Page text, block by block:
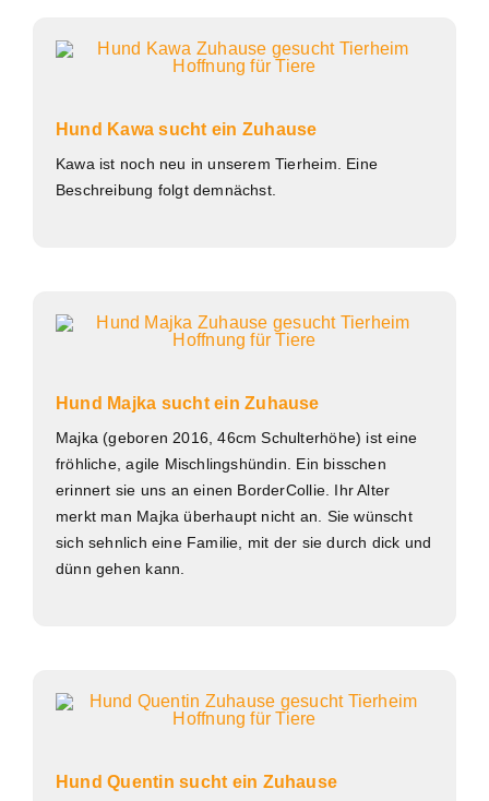
Hund Kawa sucht ein Zuhause
Kawa ist noch neu in unserem Tierheim. Eine
Beschreibung folgt demnächst.
Hund Majka sucht ein Zuhause
Majka (geboren 2016, 46cm Schulterhöhe) ist eine
fröhliche, agile Mischlingshündin. Ein bisschen
erinnert sie uns an einen BorderCollie. Ihr Alter
merkt man Majka überhaupt nicht an. Sie wünscht
sich sehnlich eine Familie, mit der sie durch dick und
dünn gehen kann.
Hund Quentin sucht ein Zuhause